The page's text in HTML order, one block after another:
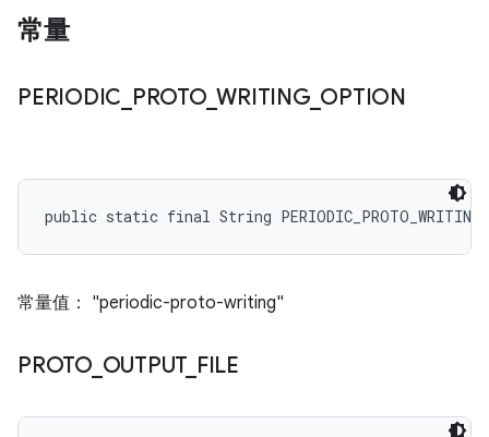
常量
PERIODIC PROTO_WRITING_ OPTION
public static final String
常量值： "periodic-proto-writing"
PROTO_ OUTPUT_ FILE